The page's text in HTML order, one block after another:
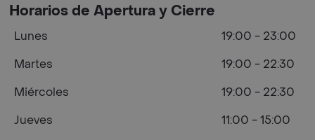
Horarios de Apertura y Cierre
Lunes
19:00 - 23:00
Martes
19:00 - 22:30
Miércoles
19:00 - 22:30
Jueves
11:00 - 15:00